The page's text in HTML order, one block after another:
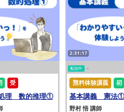
理 数的推理①
配信中 ~
基本講義 憲法①
野村 悟 講師